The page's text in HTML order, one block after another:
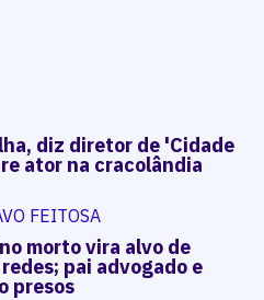
diz diretor de 'Cidade
ator na cracolândia
FEITOSA
morto vira alvo de
pai advogado e
presos